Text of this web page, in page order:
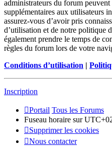
administrateurs du forum
supplémentaires aux utilisateurs
assurez-vous d’avoir pris
d’utilisation et de notre politique
également prendre le temps de
règles du forum lors de votre
Conditions d’utilisation |
Inscription
Portail Tous les Forums
Fuseau horaire sur
Supprimer les cookies
Nous contacter